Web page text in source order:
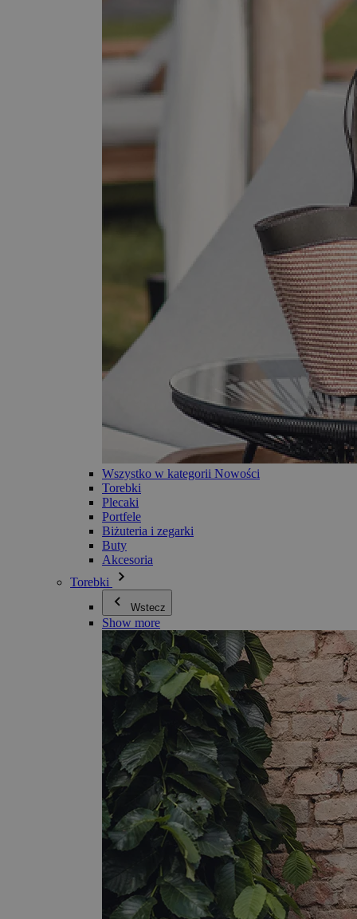
Wszystko w kategorii Nowości
Torebki
Plecaki
Portfele
Biżuteria i zegarki
Buty
Akcesoria
Torebki
Wstecz
Show more